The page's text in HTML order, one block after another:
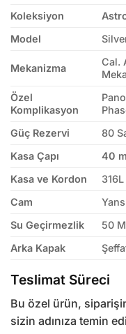
Koleksiyon
Model
Mekanizma
Cal.
Özel
Komplikasyon
Güç Rezervi
80
Kasa Çapı
40
Kasa ve Kordon
Cam
Su Geçirmezlik
50
Arka Kapak
Teslimat Süreci
Bu özel ürün,
sizin adınıza temin